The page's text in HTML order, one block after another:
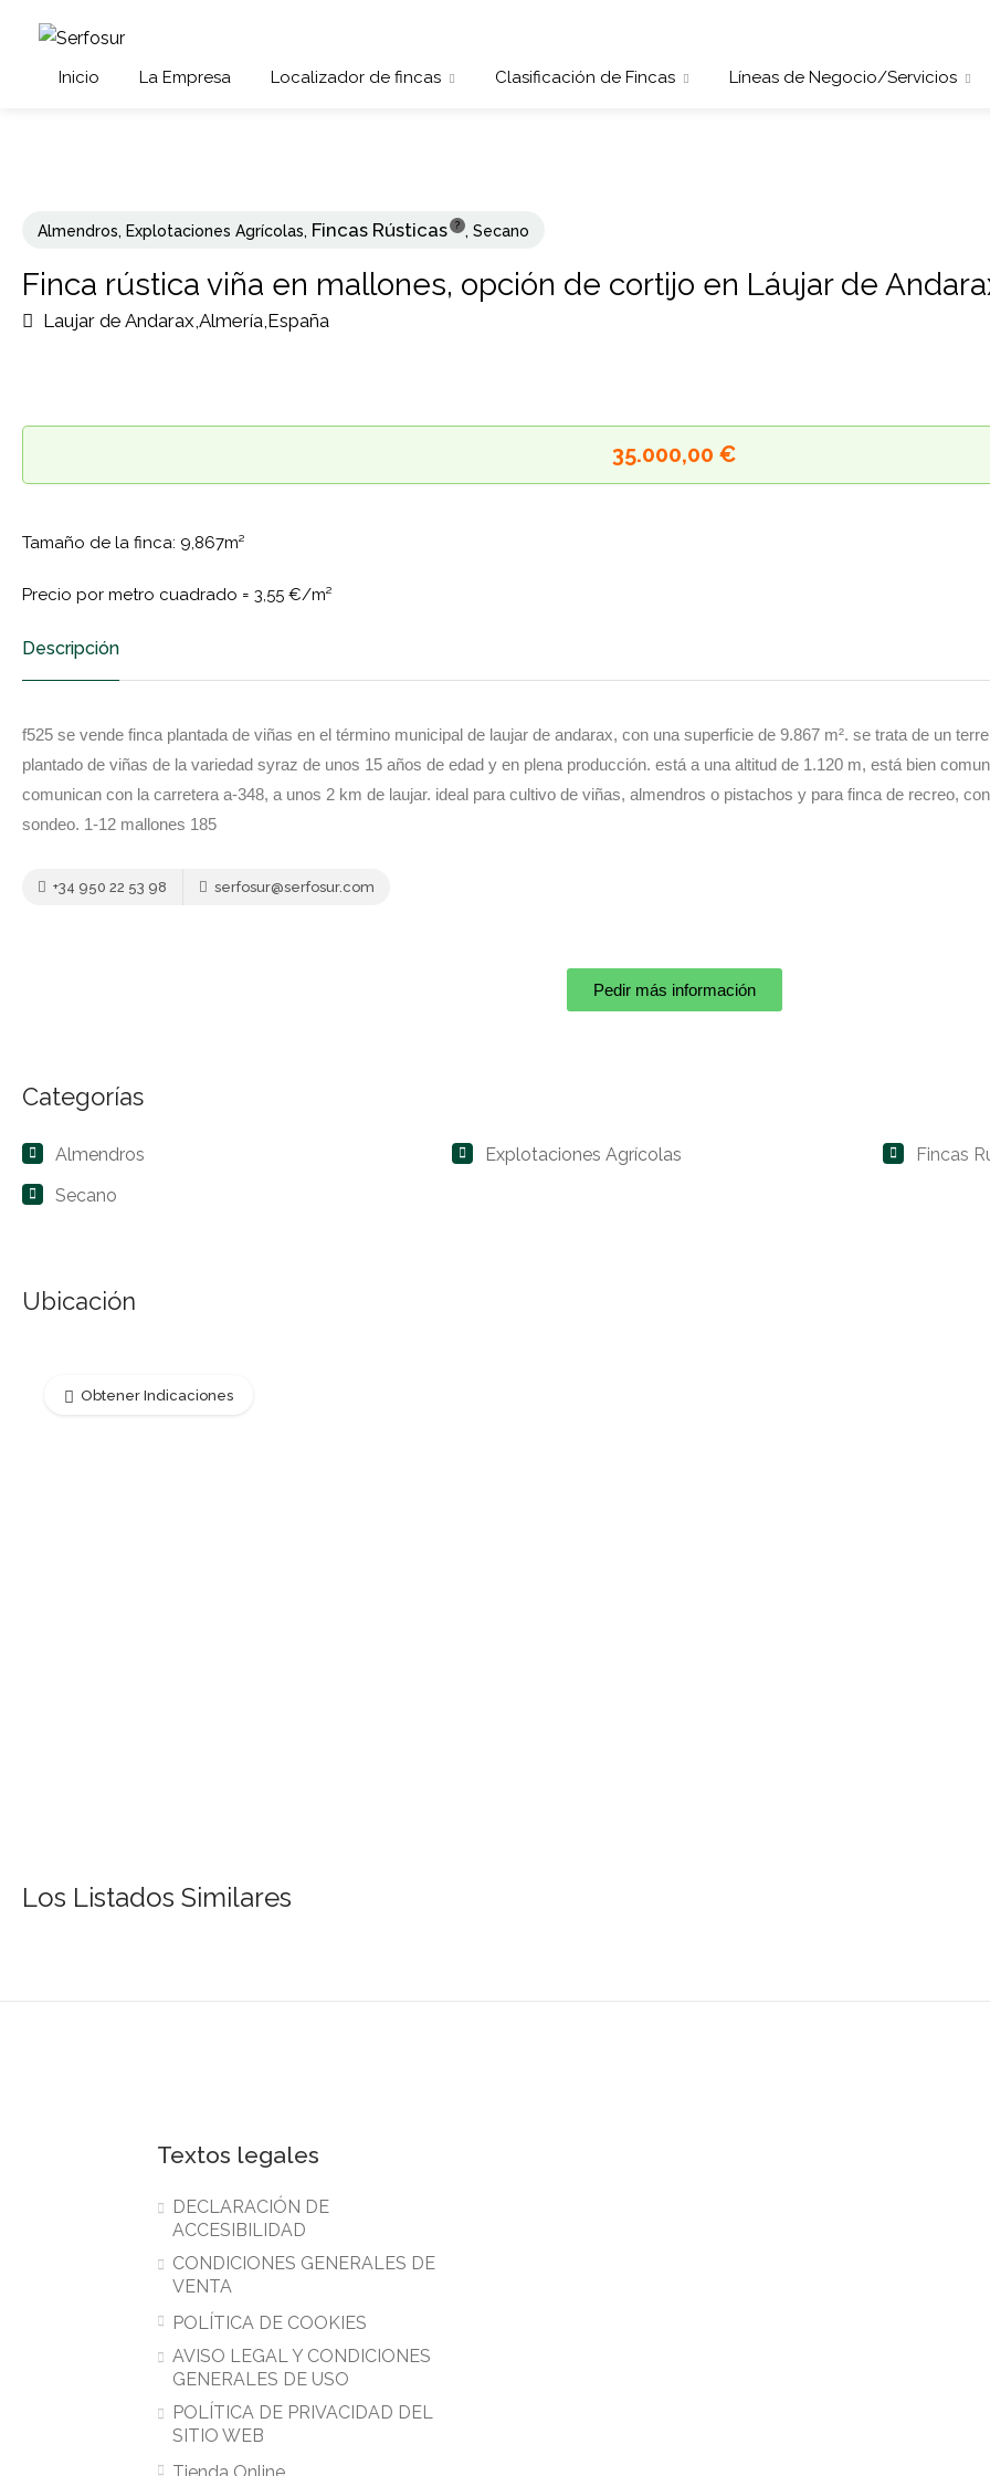
Inicio La Empresa Localizador de fincas Clasificación de Fincas Líneas de Negocio/Servicios
Almendros, Explotaciones Agrícolas, Fincas Rústicas ? , Secano
Finca rústica viña en mallones, opción de cortijo en Láujar de
Laujar de Andarax,Almería,España
35.000,00 €
Tamaño de la finca: 9,867m²
Precio por metro cuadrado = 3,55 €/m²
Descripción
f525 se vende finca plantada de viñas en el término municipal de laujar de andarax, con una superficie de 9.867 m². se trata de un
plantado de viñas de la variedad syraz de unos 15 años de edad y en plena producción. está a una altitud de 1.120 m, está bien
comunican con la carretera a-348, a unos 2 km de laujar. ideal para cultivo de viñas, almendros o pistachos y para finca de recreo,
sondeo. 1-12 mallones 185
+34 950 22 53 98 serfosur@serfosur.com
Pedir más información
Categorías
Almendros Explotaciones Agrícolas Fincas
Secano
Ubicación
Obtener Indicaciones
Los Listados Similares
Textos legales
DECLARACIÓN DE
ACCESIBILIDAD
CONDICIONES GENERALES DE
VENTA
POLÍTICA DE COOKIES
AVISO LEGAL Y CONDICIONES
GENERALES DE USO
POLÍTICA DE PRIVACIDAD DEL
SITIO WEB
Tienda Online